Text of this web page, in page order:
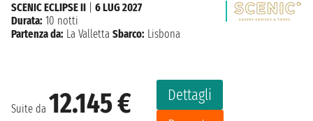
Suite da 12.145 €
Dettagli
SCENIC ECLIPSE II
6 LUG 2027
Durata: 10 notti
Partenza da: La Valletta Sbarco: Lisbona